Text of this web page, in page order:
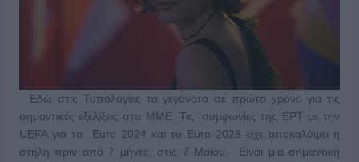
Εδώ στις Τυπολογίες τα γεγονότα σε πρώτο χρόνο για τις
σημαντικές εξελίξεις στα ΜΜΕ. Τις συμφωνίες της ΕΡΤ με την
UEFA για το Euro 2024 και το Euro 2028 είχε αποκαλύψει η
στήλη πριν από 7 μήνες, στις 7 Μαϊου. Είναι μια σημαντική